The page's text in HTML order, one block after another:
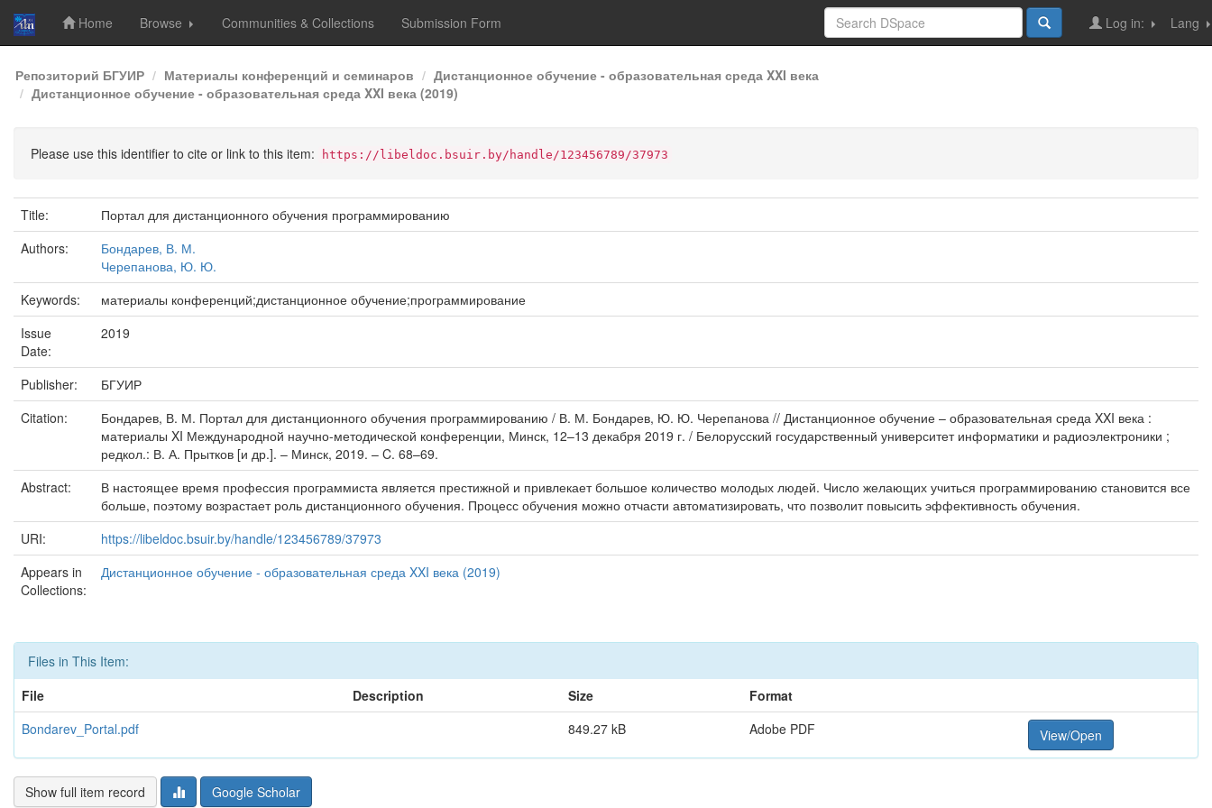
Skip
navigation
Home Browse Communities & Collections Submission Form Lang
Log in:
Репозиторий БГУИР Материалы конференций и семинаров
Дистанционное обучение - образовательная среда XXI века
Дистанционное обучение - образовательная среда XXI века (2019)
Please use this identifier to cite or link to this item: https://libeldoc.bsuir.by/handle/123456789/37973
Title:
Портал для дистанционного обучения программированию
Authors:
Бондарев, В. М.
Черепанова, Ю. Ю.
Keywords:
материалы конференций;дистанционное обучение;программирование
Issue
Date:
2019
Publisher:
БГУИР
Citation:
Бондарев, В. М. Портал для дистанционного обучения программированию / В. М. Бондарев, Ю. Ю. Черепанова // Дистанционное обучение – образовательная среда XXI века :
материалы XI Международной научно-методической конференции, Минск, 12–13 декабря 2019 г. / Белорусский государственный университет информатики и радиоэлектроники ;
редкол.: В. А. Прытков [и др.]. – Минск, 2019. – C. 68–69.
Abstract:
В настоящее время профессия программиста является престижной и привлекает большое количество молодых людей. Число желающих учиться программированию становится все
больше, поэтому возрастает роль дистанционного обучения. Процесс обучения можно отчасти автоматизировать, что позволит повысить эффективность обучения.
URI:
https://libeldoc.bsuir.by/handle/123456789/37973
Appears in
Collections:
Дистанционное обучение - образовательная среда XXI века (2019)
Files in This Item:
File
Description Size
Format
Bondarev_Portal.pdf
849.27 kB Adobe PDF View/Open
Show full item record Google Scholar